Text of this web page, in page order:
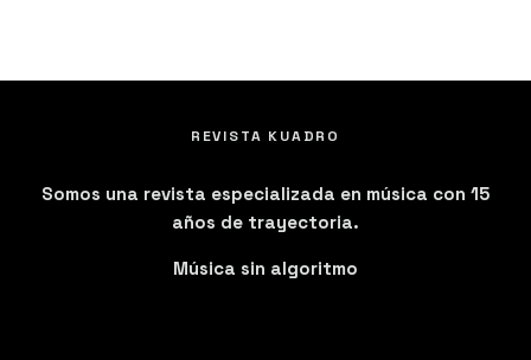
REVISTA KUADRO
Somos una revista especializada en música con 15
años de trayectoria.
Música sin algoritmo